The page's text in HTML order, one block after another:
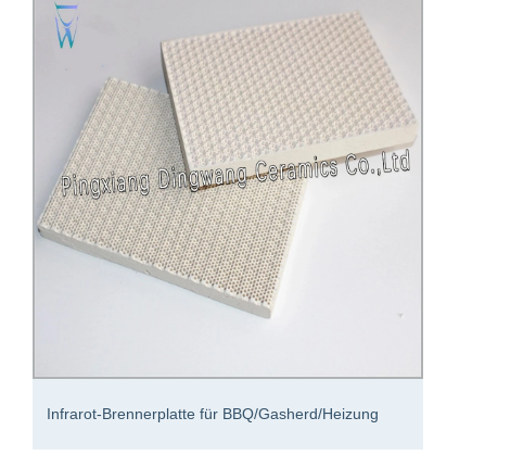
Infrarot-Brennerplatte für BBQ/Gasherd/Heizung